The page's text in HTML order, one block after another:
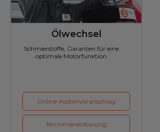
Ölwechsel
Schmierstoffe, Garanten für eine
optimale Motorfunktion
Online-Kostenvoranschlag
Terminvereinbarung